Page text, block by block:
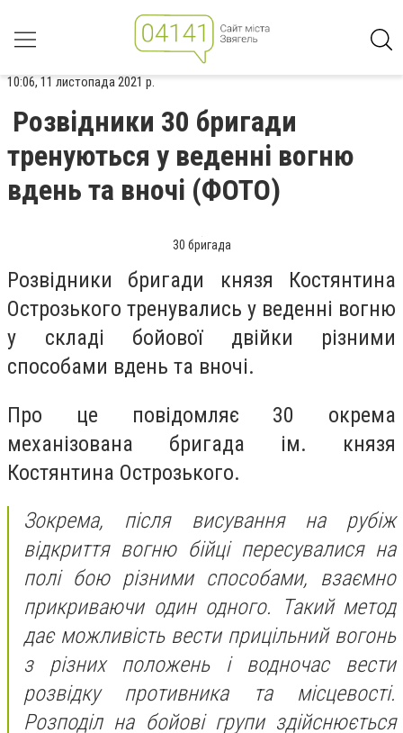
10:06, 11 листопада 2021 р.
Розвідники 30 бригади
тренуються у веденні вогню
вдень та вночі (ФОТО)
30 бригада
Розвідники бригади князя Костянтина
Острозького тренувались у веденні вогню
у складі бойової двійки різними
способами вдень та вночі.
Про це повідомляє 30 окрема
механізована бригада ім. князя
Костянтина Острозького.
Зокрема, після висування на рубіж
відкриття вогню бійці пересувалися на
полі бою різними способами, взаємно
прикриваючи один одного. Такий метод
дає можливість вести прицільний вогонь
з різних положень і водночас вести
розвідку противника та місцевості.
Розподіл на бойові групи здійснюється